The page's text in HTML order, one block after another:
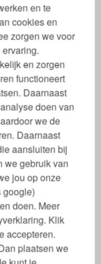
en te
cookies en
zorgen we voor
en zorgen
functioneert
Daarnaast
doen van
we de
Daarnaast
aansluiten bij
we gebruik van
jou op onze
google)
doen. Meer
Klik
accepteren.
plaatsen we
zowel een Fairtrade